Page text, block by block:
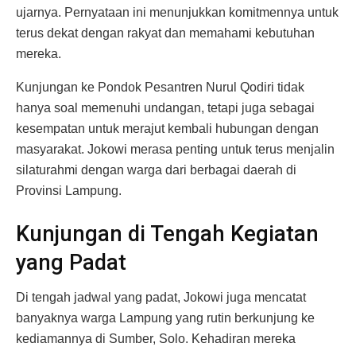
ujarnya. Pernyataan ini menunjukkan komitmennya untuk
terus dekat dengan rakyat dan memahami kebutuhan
mereka.
Kunjungan ke Pondok Pesantren Nurul Qodiri tidak
hanya soal memenuhi undangan, tetapi juga sebagai
kesempatan untuk merajut kembali hubungan dengan
masyarakat. Jokowi merasa penting untuk terus menjalin
silaturahmi dengan warga dari berbagai daerah di
Provinsi Lampung.
Kunjungan di Tengah Kegiatan
yang Padat
Di tengah jadwal yang padat, Jokowi juga mencatat
banyaknya warga Lampung yang rutin berkunjung ke
kediamannya di Sumber, Solo. Kehadiran mereka